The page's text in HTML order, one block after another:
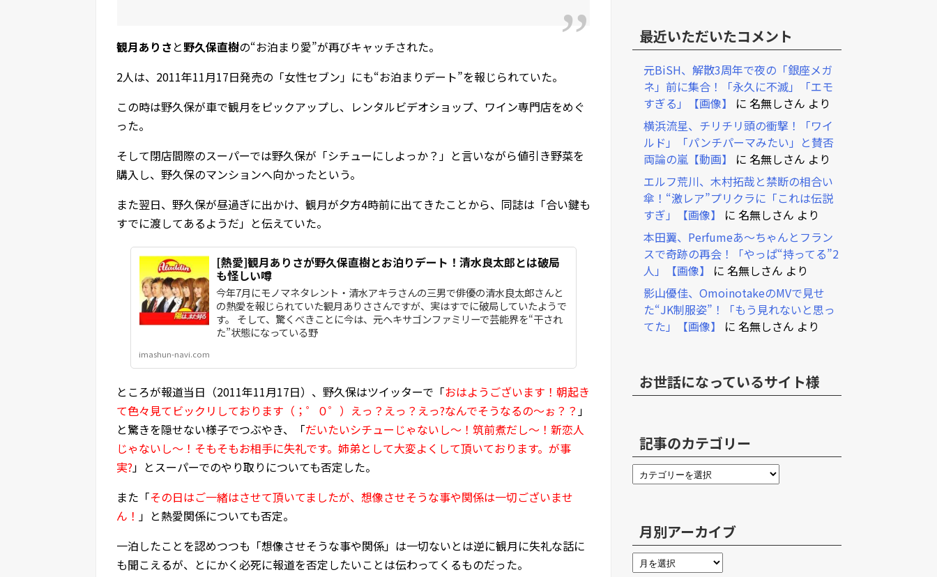
観月ありさと野久保直樹の“お泊まり愛”が再びキャッチされた。
2人は、2011年11月17日発売の「女性セブン」にも“お泊まりデート”を報じられていた。
この時は野久保が車で観月をピックアップし、レンタルビデオショップ、ワイン専門店をめぐ
った。
そして閉店間際のスーパーでは野久保が「シチューにしよっか？」と言いながら値引き野菜を
購入し、野久保のマンションへ向かったという。
また翌日、野久保が昼過ぎに出かけ、観月が夕方4時前に出てきたことから、同誌は「合い鍵も
すでに渡してあるようだ」と伝えていた。
[熱愛]観月ありさが野久保直樹とお泊りデート！清水良太郎とは破局
も怪しい噂
今年7月にモノマネタレント・清水アキラさんの三男で俳優の清水良太郎さんと
の熱愛を報じられていた観月ありささんですが、実はすでに破局していたようで
す。 そして、驚くべきことに今は、元ヘキサゴンファミリーで芸能界を“干され
た”状態になっている野
imashun-navi.com
ところが報道当日（2011年11月17日）、野久保はツイッターで「おはようございます！朝起き
て色々見てビックリしております（；゜０゜）えっ？えっ？えっ?なんでそうなるの～ぉ？？ 」
と驚きを隠せない様子でつぶやき、「だいたいシチューじゃないし～！筑前煮だし～！新恋人
じゃないし～！そもそもお相手に失礼です。姉弟として大変よくして頂いております。が事
実?」とスーパーでのやり取りについても否定した。
また「その日はご一緒はさせて頂いてましたが、想像させそうな事や関係は一切ございませ
ん！ 」と熱愛関係についても否定。
一泊したことを認めつつも「想像させそうな事や関係」は一切ないとは逆に観月に失礼な話に
も聞こえるが、とにかく必死に報道を否定したいことは伝わってくるものだった。
最近いただいたコメント
元BiSH、解散3周年で夜の「銀座メガ
ネ」前に集合！「永久に不滅」「エモ
すぎる」【画像】
に 名無しさん より
横浜流星、チリチリ頭の衝撃！「ワイ
ルド」「パンチパーマみたい」と賛否
両論の嵐【動画】
に 名無しさん より
エルフ荒川、木村拓哉と禁断の相合い
傘！“激レア”プリクラに「これは伝説
すぎ」【画像】
に 名無しさん より
本田翼、Perfumeあ～ちゃんとフラン
スで奇跡の再会！「やっぱ“持ってる”2
人」【画像】
に 名無しさん より
影山優佳、OmoinotakeのMVで見せ
た“JK制服姿”！「もう見れないと思っ
てた」【画像】
に 名無しさん より
お世話になっているサイト様
記事のカテゴリー
月別アーカイブ